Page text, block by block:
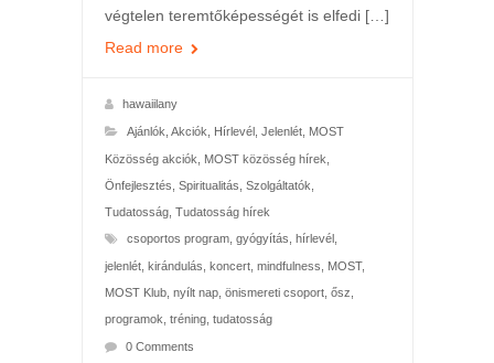
végtelen teremtőképességét is elfedi […]
Read more
hawaiilany
Ajánlók Akciók Hírlevél, Jelenlét, MOST
Közösség akciók MOST közösség hírek
Önfejlesztés Spiritualitás Szolgáltatók
Tudatosság, Tudatosság hírek
csoportos program, gyógyítás hírlevél,
jelenlét, kirándulás koncert, mindfulness MOST,
MOST Klub, nyílt nap, önismereti csoport, ősz
programok tréning, tudatosság
0 Comments